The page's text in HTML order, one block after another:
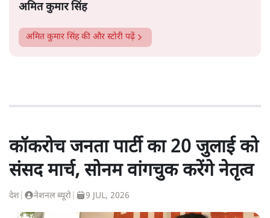
अमित कुमार सिंह
अमित कुमार सिंहकी और स्टोरी पढ़ें
कॉकरोच जनता पार्टी का 20 जुलाई को
संसद मार्च, सोनम वांगचुक करेंगे नेतृत्व
देश नेशनल ब्यूरो 9 JUL, 2026